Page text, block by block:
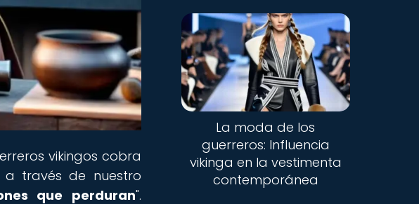
vikingos cobra
través de nuestro
que perduran".
La moda de los
guerreros: Influencia
vikinga en la vestimenta
contemporánea